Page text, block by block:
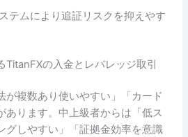
テムにより追証リスクを抑えやす
TitanFXの入金とレバレッジ取引
が複数あり使いやすい」「カード
あります。中上級者からは「低ス
グしやすい」「証拠金効率を意識